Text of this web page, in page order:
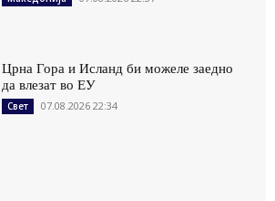
Црна Гора и Исланд би можеле заедно
да влезат во ЕУ
Свет 07.08.2026 22:34